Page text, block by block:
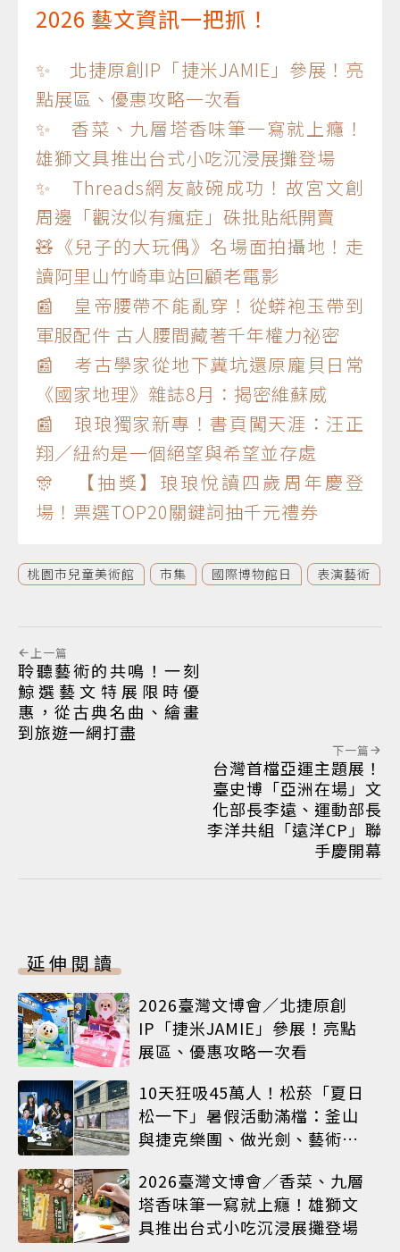
2026 藝文資訊一把抓！
✨ 北捷原創IP「捷米JAMIE」參展！亮
點展區、優惠攻略一次看
✨ 香菜、九層塔香味筆一寫就上癮！
雄獅文具推出台式小吃沉浸展攤登場
✨ Threads網友敲碗成功！故宮文創
周邊「觀汝似有瘋症」硃批貼紙開賣
🧸《兒子的大玩偶》名場面拍攝地！走
讀阿里山竹崎車站回顧老電影
📰 皇帝腰帶不能亂穿！從蟒袍玉帶到
軍服配件 古人腰間藏著千年權力祕密
📰 考古學家從地下糞坑還原龐貝日常
《國家地理》雜誌8月：揭密維蘇威
📰 琅琅獨家新專！書頁闖天涯：汪正
翔／紐約是一個絕望與希望並存處
🎊 【抽獎】琅琅悅讀四歲周年慶登
場！票選TOP20關鍵詞抽千元禮券
桃園市兒童美術館 市集 國際博物館日 表演藝術
上一篇
聆聽藝術的共鳴！一刻
鯨選藝文特展限時優
惠，從古典名曲、繪畫
到旅遊一網打盡
下一篇
台灣首檔亞運主題展！
臺史博「亞洲在場」文
化部長李遠、運動部長
李洋共組「遠洋CP」聯
手慶開幕
延伸閱讀
2026臺灣文博會／北捷原創
IP「捷米JAMIE」參展！亮點
展區、優惠攻略一次看
10天狂吸45萬人！松菸「夏日
松一下」暑假活動滿檔：釜山
與捷克樂團、做光劍、藝術窗
2026臺灣文博會／香菜、九層
塔香味筆一寫就上癮！雄獅文
具推出台式小吃沉浸展攤登場